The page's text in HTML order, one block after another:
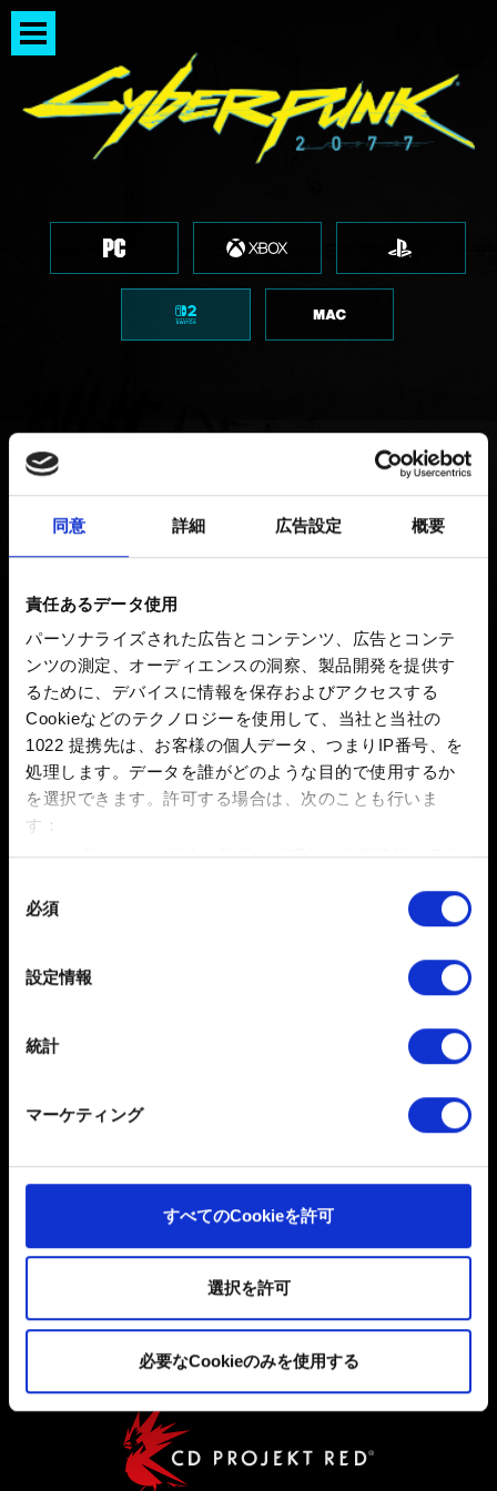
同意 詳細 広告設定 概要
責任あるデータ使用
パーソナライズされた広告とコンテンツ、広告とコンテ
ンツの測定、オーディエンスの洞察、製品開発を提供す
るために、デバイスに情報を保存およびアクセスする
Cookieなどのテクノロジーを使用して、当社と当社の
1022 提携先は、お客様の個人データ、つまりIP番号、を
処理します。データを誰がどのような目的で使用するか
を選択できます。 許可する場合は、次のことも行いま
す：
数メートル以内の誤差の地理的な位置情報を収集
特定の特性（フィンガープリント）を積極的にス
詳細セクション
で個人データの処理方法と設定を行って
ください。「Cookie宣言」からいつでも同意を変更また
だくために必要なものです。その他のCookieは、ウェブ
サイトの品質向上のために、オプションとして技術的お
た、ソーシャルメディア上などでお客様が興味を持ちそ
うなコンテンツをお届けするために、一部のCookieをパ
これらのオプションが有効になることはありません。
Cookieの使用およびパフォーマンスの変更点に関する詳
細は、下記の「設定」メニューでご確認ください。
必須
設定情報
統計
マーケティング
すべてのCookieを許可
選択を許可
必要なCookieのみを使用する
ゲーム容量＆ストレージ
新着 1年前 更新 1年前
場合、本体保存メモリーかSDカードのいずれかにインス
トールすることができます。パッケージ版はゲームカー
ドから直接起動します。なお、今後のアップデートや追
加言語パックはダウンロード版、パッケージ版ともに本
体保存メモリーまたはSDカードにインストールする必要
があり、合計容量が大きくなる可能性がありますので、
予めご了承ください。
ユーザー同意書
プライバシーポリシー
クッキーポリシー